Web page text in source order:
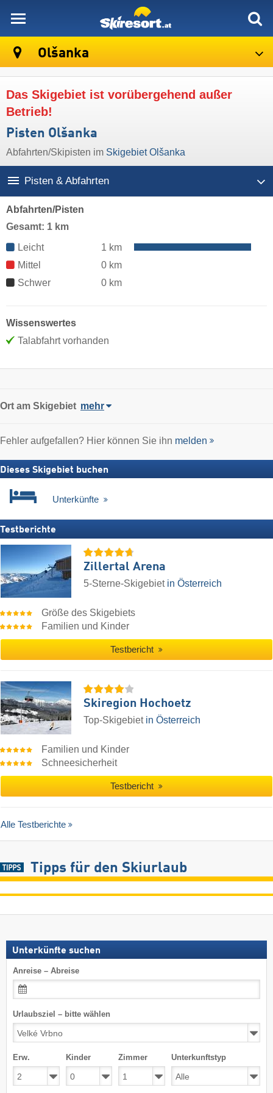
Olšanka
Das Skigebiet ist vorübergehend außer
Betrieb!
Pisten Olšanka
Abfahrten/Skipisten im Skigebiet Olšanka
Pisten & Abfahrten
Abfahrten/Pisten
Gesamt: 1 km
Leicht
1 km
Mittel
0 km
Schwer
0 km
Wissenswertes
Talabfahrt vorhanden
Ort am Skigebiet mehr
Fehler aufgefallen? Hier können Sie ihn melden
Dieses Skigebiet buchen
Unterkünfte
Testberichte
Zillertal Arena
5-Sterne-Skigebiet in Österreich
Größe des Skigebiets
Familien und Kinder
Testbericht
Skiregion Hochoetz
Top-Skigebiet in Österreich
Familien und Kinder
Schneesicherheit
Testbericht
Alle Testberichte
Tipps für den Skiurlaub
Unterkünfte suchen
Anreise – Abreise
Urlaubsziel – bitte wählen
Erw. Kinder Zimmer Unterkunftstyp